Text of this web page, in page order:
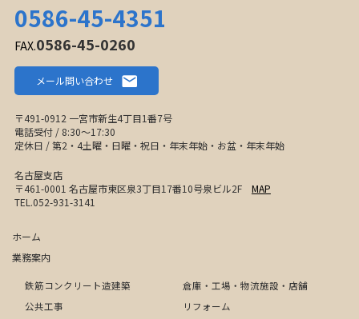
0586-45-4351
FAX.0586-45-0260
メール問い合わせ
〒491-0912 一宮市新生4丁目1番7号
電話受付 / 8:30〜17:30
定休日 / 第2・4土曜・日曜・祝日・年末年始・お盆・年末年始
名古屋支店
〒461-0001 名古屋市東区泉3丁目17番10号泉ビル2F MAP
TEL.052-931-3141
ホーム
業務案内
鉄筋コンクリート造建築
倉庫・工場・物流施設・店舗
公共工事
リフォーム